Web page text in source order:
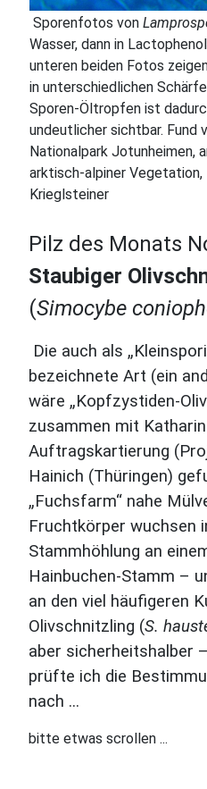
Sporenfotos von
Wasser, dann in
unteren beiden Fotos
in unterschiedlichen
Sporen-Öltropfen ist
undeutlicher sichtbar. Fund
Nationalpark Jotunheimen,
arktisch-alpiner
Krieglsteiner
Pilz des Monats
Staubiger
(Simocybe
Die auch als
bezeichnete Art (ein
wäre „Kopfzystiden-
zusammen mit
Auftragskartierung
Hainich (Thüringen)
„Fuchsfarm“ nahe
Fruchtkörper wuchsen
Stammhöhlung an
Hainbuchen-Stamm –
an den viel häufigeren
Olivschnitzling (S.
aber sicherheitshalber
prüfte ich die
nach ...
bitte etwas scrollen ...